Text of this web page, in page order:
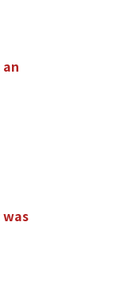
an
was